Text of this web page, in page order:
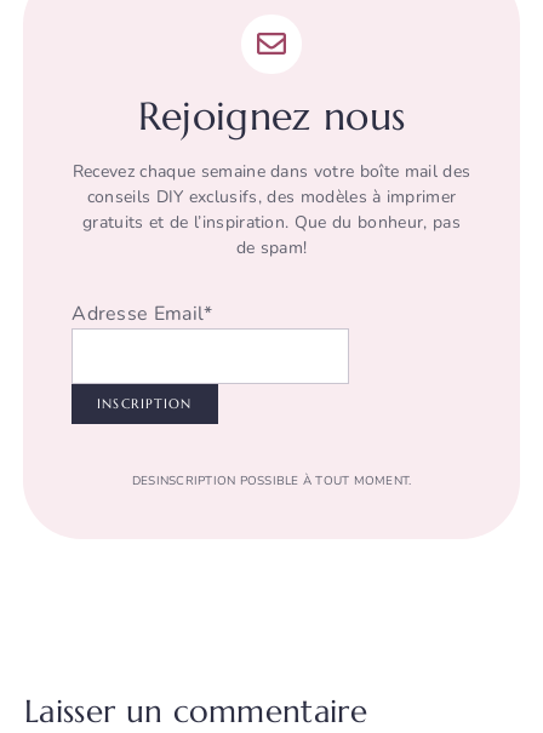
Rejoignez nous
Recevez chaque semaine dans votre boîte mail des
conseils DIY exclusifs, des modèles à imprimer
gratuits et de l’inspiration. Que du bonheur, pas
de spam!
Adresse Email*
DESINSCRIPTION POSSIBLE À TOUT MOMENT.
Laisser un commentaire